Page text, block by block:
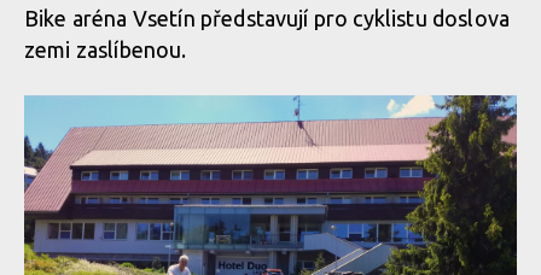
Bike aréna Vsetín představují pro cyklistu doslova
zemi zaslíbenou.